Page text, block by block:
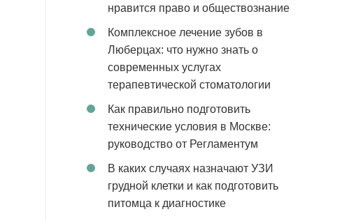
нравится право и обществознание
Комплексное лечение зубов в
Люберцах: что нужно знать о
современных услугах
терапевтической стоматологии
Как правильно подготовить
технические условия в Москве:
руководство от Регламентум
В каких случаях назначают УЗИ
грудной клетки и как подготовить
питомца к диагностике